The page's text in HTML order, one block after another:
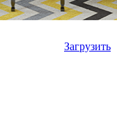
Загрузить